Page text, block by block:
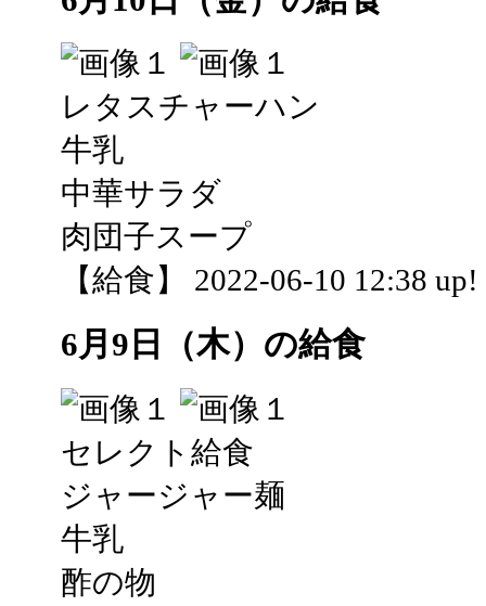
レタスチャーハン
牛乳
中華サラダ
肉団子スープ
【給食】 2022-06-10 12:38 up!
6月9日（木）の給食
セレクト給食
ジャージャー麺
牛乳
酢の物